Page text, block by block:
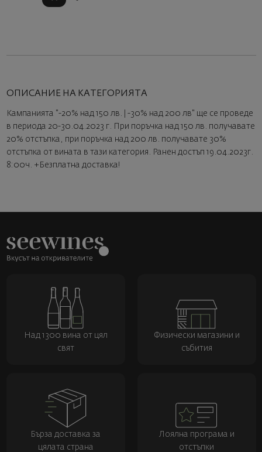
ОПИСАНИЕ НА КАТЕГОРИЯТА
Кампанията "-20% над 150 лв. | -30% над 200 лв" ще се проведе
в периода 20-30.04.2023 г. При поръчка над 150 лв. получавате
20% отстъпка, при поръчка над 200 лв. получавате 30%
отстъпка от вината в тази категория. Ранен достъп 19.04.2023г.
8:00ч. +Безплатна доставка!
Над 1300 вина от цял
свят
Физически магазини и
събития
Бърза доставка за
цялата страна
Лоялна програма и
отстъпки